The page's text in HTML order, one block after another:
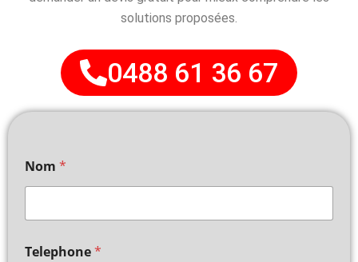
solutions proposées.
0488 61 36 67
Nom *
Telephone*